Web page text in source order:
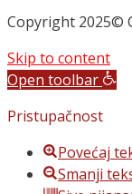
Copyright 2025©
Skip to content
Open toolbar
Pristupačnost
Povećaj
Smanji